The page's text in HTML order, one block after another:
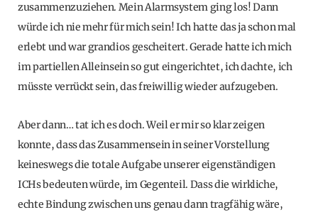
zusammenzuziehen. Mein Alarmsystem ging los! Dann
würde ich nie mehr für mich sein! Ich hatte das ja schon mal
erlebt und war grandios gescheitert. Gerade hatte ich mich
im partiellen Alleinsein so gut eingerichtet, ich dachte, ich
müsste verrückt sein, das freiwillig wieder aufzugeben.
Aber dann… tat ich es doch. Weil er mir so klar zeigen
konnte, dass das Zusammensein in seiner Vorstellung
keineswegs die totale Aufgabe unserer eigenständigen
ICHs bedeuten würde, im Gegenteil. Dass die wirkliche,
echte Bindung zwischen uns genau dann tragfähig wäre,